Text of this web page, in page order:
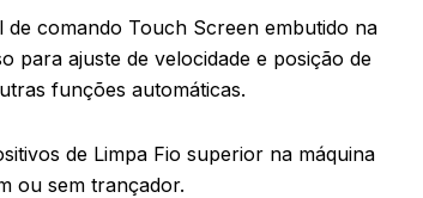
de comando Touch Screen embutido na
para ajuste de velocidade e posição de
funções automáticas.
de Limpa Fio superior na máquina
ou sem trançador.